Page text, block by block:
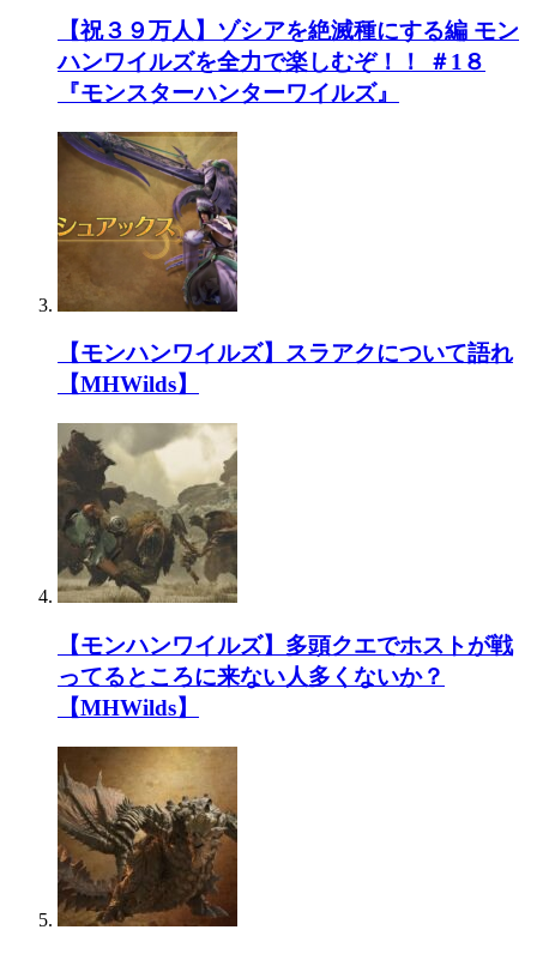
【祝３９万人】ゾシアを絶滅種にする編 モン
ハンワイルズを全力で楽しむぞ！！ ＃1８
『モンスターハンターワイルズ』
【モンハンワイルズ】スラアクについて語れ
【MHWilds】
【モンハンワイルズ】多頭クエでホストが戦
ってるところに来ない人多くないか？
【MHWilds】